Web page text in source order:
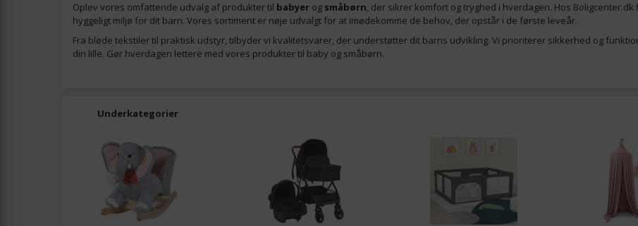
Oplev vores omfattende udvalg af produkter til babyer og småbørn, der sikrer komfort og tryghed i hverdagen. Hos
hyggeligt miljø for dit barn. Vores sortiment er nøje udvalgt for at imødekomme de behov, der opstår i de første leveår.
Fra bløde tekstiler til praktisk udstyr, tilbyder vi kvalitetsvarer, der understøtter dit barns udvikling. Vi prioriterer sikkerhed og
din lille. Gør hverdagen lettere med vores produkter til baby og småbørn.
Underkategorier